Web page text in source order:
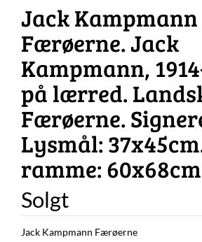
Jack Kampmann
Færøerne. Jack
Kampmann,
på lærred.
Færøerne.
Lysmål:
ramme: 60x68cm
Solgt
Jack Kampmann Færøerne